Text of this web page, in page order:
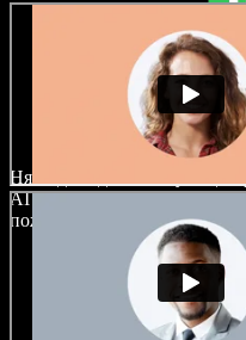
Огромен
гласове с
Няма два еднакво звучащи
AI гласови актьори и
пожелаете.